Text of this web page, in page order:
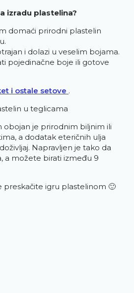
izradu plastelina?
domaći prirodni plastelin
i dolazi u veselim bojama.
pojedinačne boje ili gotove
i ostale setove .
obojan je prirodnim biljnim ili
a dodatak eteričnih ulja
Napravljen je tako da
a možete birati između 9
preskačite igru plastelinom 🙂